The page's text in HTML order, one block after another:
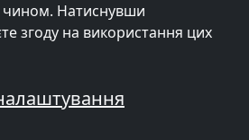
чином. Натиснувши
згоду на використання цих